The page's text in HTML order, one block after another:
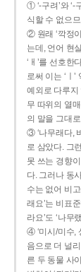
① ‘-구려’와 ‘-
식할 수 없으
② 원래 ‘깍정
는데, 언어 현
‘ㅐ’를 선호한
로써 이는 ‘ㅣ
예외로 다루지
무 따위의 열
의 말을 그대
③ ‘나무래다,
로 삼았다. 그
못 쓰는 경향
다. 그러나 동
수는 없어 비
래요’는 비표
라요’도 ‘나무
④ ‘미시/미수,
음으로 더 널
른 두 동물 사